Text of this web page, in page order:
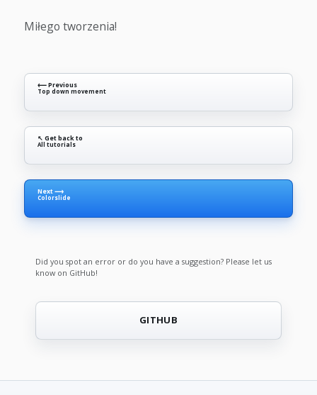
Miłego tworzenia!
⟵ Previous
Top down movement
↖ Get back to
All tutorials
Next ⟶
Colorslide
Did you spot an error or do you have a suggestion? Please let us
know on GitHub!
GITHUB